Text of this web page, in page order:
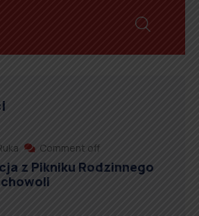
Comment off
z Pikniku Rodzinnego